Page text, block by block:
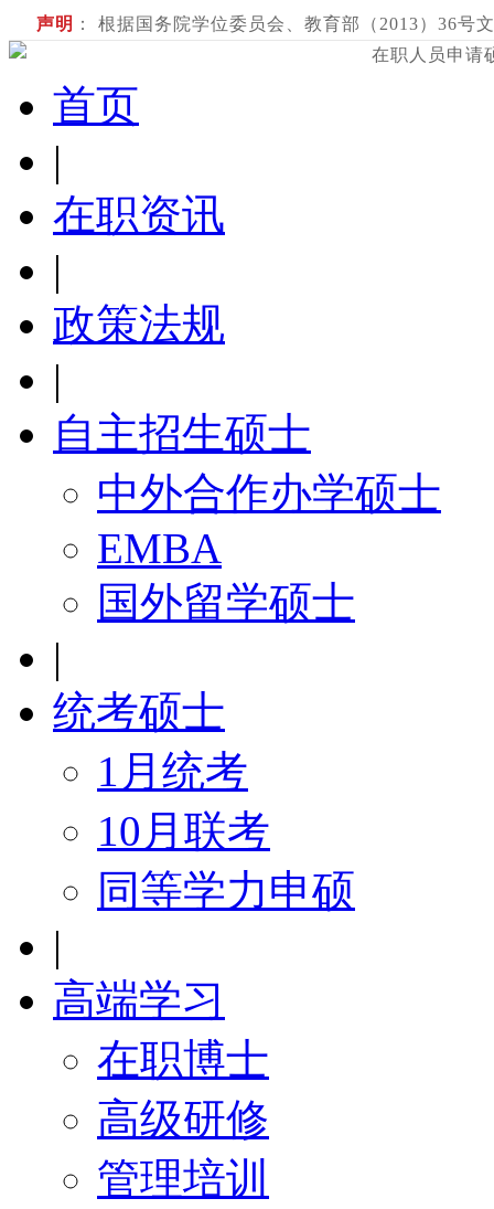
声明 ： 根据国务院学位委员会、教育部（2013）36号
在职人员申请
首页
|
在职资讯
|
政策法规
|
自主招生硕士
中外合作办学硕士
EMBA
国外留学硕士
|
统考硕士
1月统考
10月联考
同等学力申硕
|
高端学习
在职博士
高级研修
管理培训